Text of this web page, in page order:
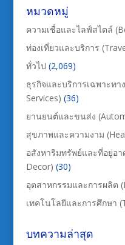
หมวดหมู่
ความเชื่อและไลฟ์สไตล์
ท่องเที่ยวและบริการ
ทั่วไป (2,069)
ธุรกิจและบริการเฉพาะทา
Services) (36)
ยานยนต์และขนส่ง
สุขภาพและความงาม
อสังหาริมทรัพย์และที่อยู่อ
Decor) (30)
อุตสาหกรรมและการผลิต
เทคโนโลยีและการศึกษา
บทความล่าสุด